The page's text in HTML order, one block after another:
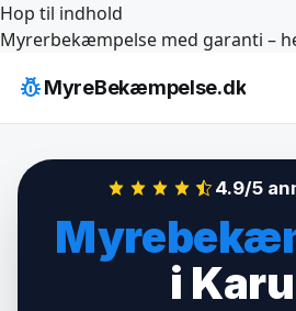
Hop til indhold
Myrerbekæmpelse med garanti –
pest_controlMyreBekæmpelse.dk
4.9/5
i